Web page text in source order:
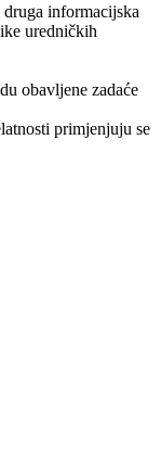
informacijska
uredničkih
obavljene zadaće
primjenjuju se